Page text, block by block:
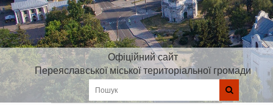
Офіційний сайт
Переяславської міської територіальної громади